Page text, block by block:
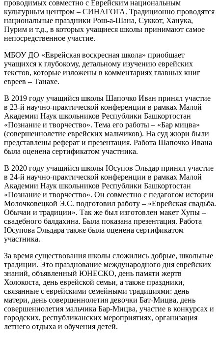
проводимых совместно с Еврейским национальным
культурным центром – СИНАГОГА. Традиционно проводятся
национальные праздники Рош-а-Шана, Суккот, Ханука,
Пурим и т.д., в которых учащиеся школы принимают самое
непосредственное участие.
МБОУ ДО «Еврейская воскресная школа» приобщает
учащихся к глубокому, детальному изучению еврейских
текстов, которые изложены в комментариях главных книг
евреев – Танахе.
В 2019 году учащийся школы Шапочко Иван принял участие
в 23-й научно-практической конференции в рамках Малой
Академии Наук школьников Республики Башкортостан
«Познание и творчество». Тема его работы – «Бар мицва»
(совершеннолетие еврейских мальчиков). На суд жюри были
представлены реферат и презентация. Работа Шапочко Ивана
была оценена сертификатом участника.
В 2020 году учащийся школы Юсупов Эльдар принял участие
в 24-й научно-практической конференции в рамках Малой
Академии Наук школьников Республики Башкортостан
«Познание и творчество». Он совместно с педагогом истории
Молочковецкой Э.С. подготовил работу – «Еврейская свадьба.
Обычаи и традиции». Так же был изготовлен макет Хупы –
свадебного балдахина. Была показана презентация. Работа
Юсупова Эльдара также была оценена сертификатом
участника.
За время существования школы сложились добрые, школьные
традиции. Это празднование международного дня еврейских
знаний, объявленный ЮНЕСКО, день памяти жертв
Холокоста, день еврейской семьи, а также праздники,
связанные с еврейскими семейными традициями: день
матери, день совершеннолетия девочки Бат-Мицва, день
совершеннолетия мальчика Бар-Мицва, участие в конкурсах и
городских, республиканских мероприятиях, организация
летнего отдыха и обучения детей.